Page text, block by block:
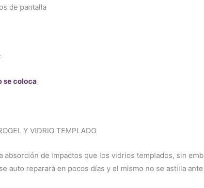
de pantalla
se coloca
Y VIDRIO TEMPLADO
absorción de impactos que los vidrios templados, sin
auto reparará en pocos días y el mismo no se astilla